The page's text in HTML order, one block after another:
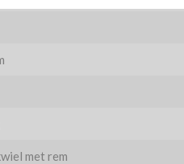
met rem